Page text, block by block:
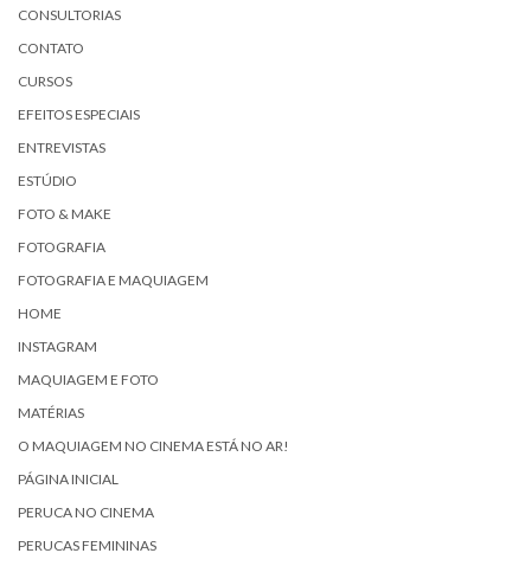
CONSULTORIAS
CONTATO
CURSOS
EFEITOS ESPECIAIS
ENTREVISTAS
ESTÚDIO
FOTO & MAKE
FOTOGRAFIA
FOTOGRAFIA E MAQUIAGEM
HOME
INSTAGRAM
MAQUIAGEM E FOTO
MATÉRIAS
O MAQUIAGEM NO CINEMA ESTÁ NO AR!
PÁGINA INICIAL
PERUCA NO CINEMA
PERUCAS FEMININAS